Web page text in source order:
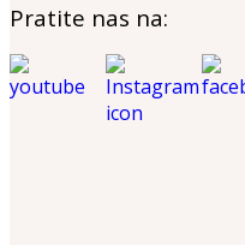
Pratite nas na: